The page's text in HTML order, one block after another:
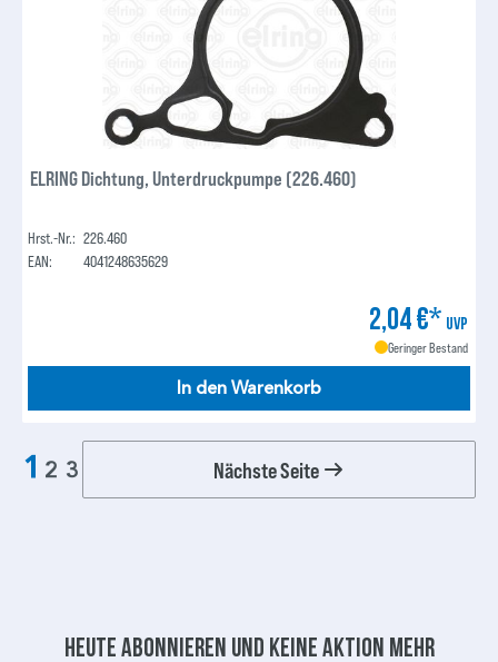
ELRING Dichtung, Unterdruckpumpe (226.460)
Hrst.-Nr.: 226.460
EAN:
4041248635629
2,04 €* UVP
Geringer Bestand
In den Warenkorb
1 2 3 Nächste Seite
Heute abonnieren und keine aktion mehr